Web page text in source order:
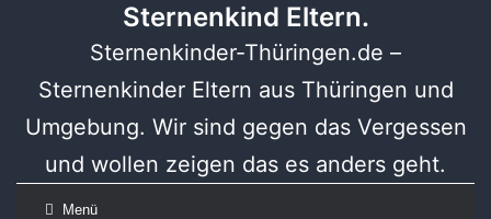
Sternenkind Eltern.
Sternenkinder-Thüringen.de –
Sternenkinder Eltern aus Thüringen und
Umgebung. Wir sind gegen das Vergessen
und wollen zeigen das es anders geht.
Menü